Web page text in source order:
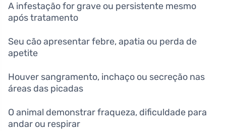
A infestação for grave ou persistente mesmo
após tratamento
Seu cão apresentar febre, apatia ou perda de
apetite
Houver sangramento, inchaço ou secreção nas
áreas das picadas
O animal demonstrar fraqueza, dificuldade para
andar ou respirar